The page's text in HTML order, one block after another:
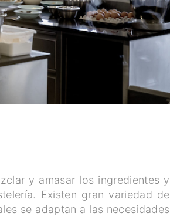
y amasar los ingredientes y
Existen gran variedad de
se adaptan a las necesidades